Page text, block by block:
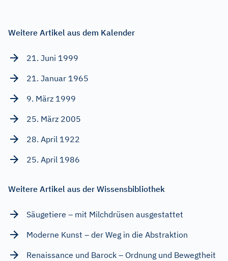
Weitere Artikel aus dem Kalender
21. Juni 1999
21. Januar 1965
9. März 1999
25. März 2005
28. April 1922
25. April 1986
Weitere Artikel aus der Wissensbibliothek
Säugetiere – mit Milchdrüsen ausgestattet
Moderne Kunst – der Weg in die Abstraktion
Renaissance und Barock – Ordnung und Bewegtheit